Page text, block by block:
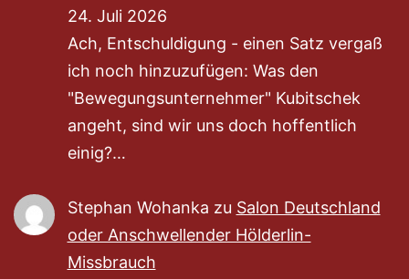
24. Juli 2026
Ach, Entschuldigung - einen Satz vergaß
ich noch hinzuzufügen: Was den
"Bewegungsunternehmer" Kubitschek
angeht, sind wir uns doch hoffentlich
einig?…
Stephan Wohanka zu Salon Deutschland
oder Anschwellender Hölderlin-
Missbrauch